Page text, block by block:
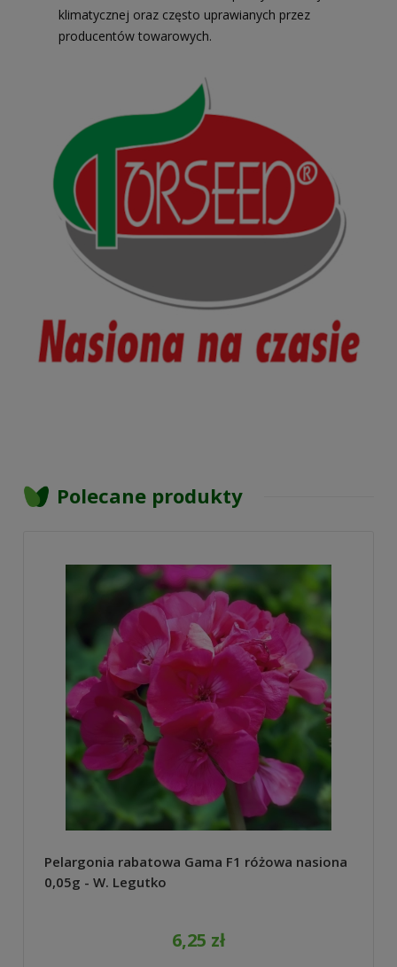
klimatycznej oraz często uprawianych przez
producentów towarowych.
Polecane produkty
Pelargonia rabatowa Gama F1 różowa nasiona
0,05g - W. Legutko
6,25 zł